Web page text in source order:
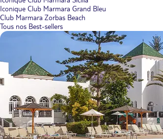
Iconique Club Marmara Grand Bleu
Club Marmara Zorbas Beach
Tous nos Best-sellers